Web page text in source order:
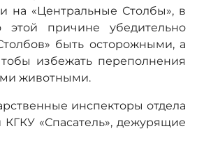
на «Центральные Столбы», в
этой причине убедительно
быть осторожными, а
избежать переполнения
животными.
инспекторы отдела
«Спасатель», дежурящие